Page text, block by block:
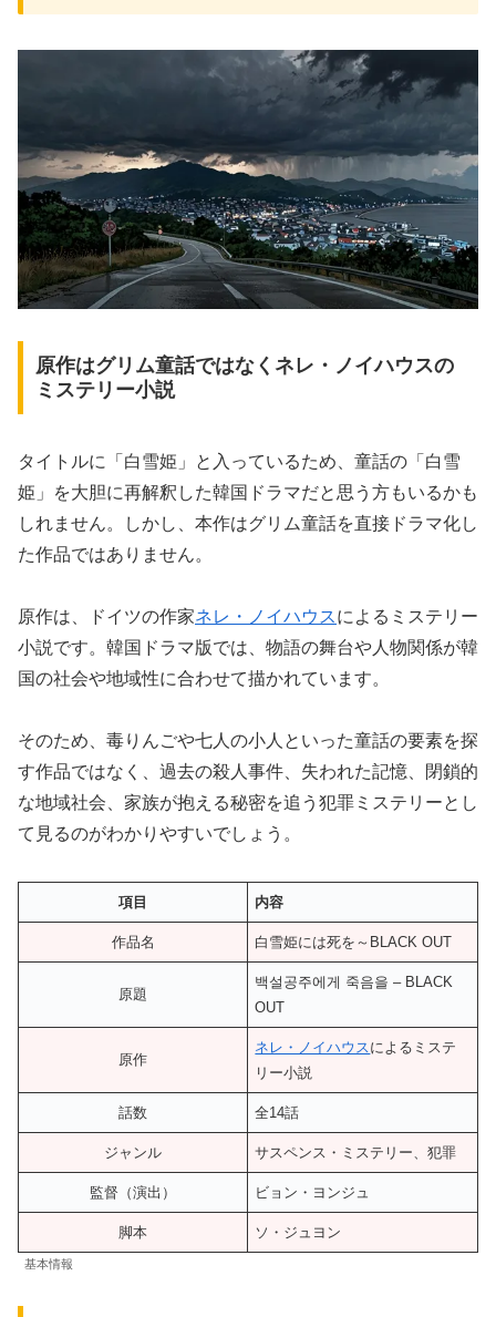
原作はグリム童話ではなくネレ・ノイハウスの
ミステリー小説
タイトルに「白雪姫」と入っているため、童話の「白雪
姫」を大胆に再解釈した韓国ドラマだと思う方もいるかも
しれません。しかし、本作はグリム童話を直接ドラマ化し
た作品ではありません。
原作は、ドイツの作家ネレ・ノイハウスによるミステリー
小説です。韓国ドラマ版では、物語の舞台や人物関係が韓
国の社会や地域性に合わせて描かれています。
そのため、毒りんごや七人の小人といった童話の要素を探
す作品ではなく、過去の殺人事件、失われた記憶、閉鎖的
な地域社会、家族が抱える秘密を追う犯罪ミステリーとし
て見るのがわかりやすいでしょう。
項目 内容
作品名 白雪姫には死を～BLACK OUT
原題
백설공주에게 죽음을 – BLACK
OUT
原作
ネレ・ノイハウス によるミステ
リー小説
話数 全14話
ジャンル サスペンス・ミステリー、犯罪
監督（演出） ビョン・ヨンジュ
脚本 ソ・ジュヨン
基本情報